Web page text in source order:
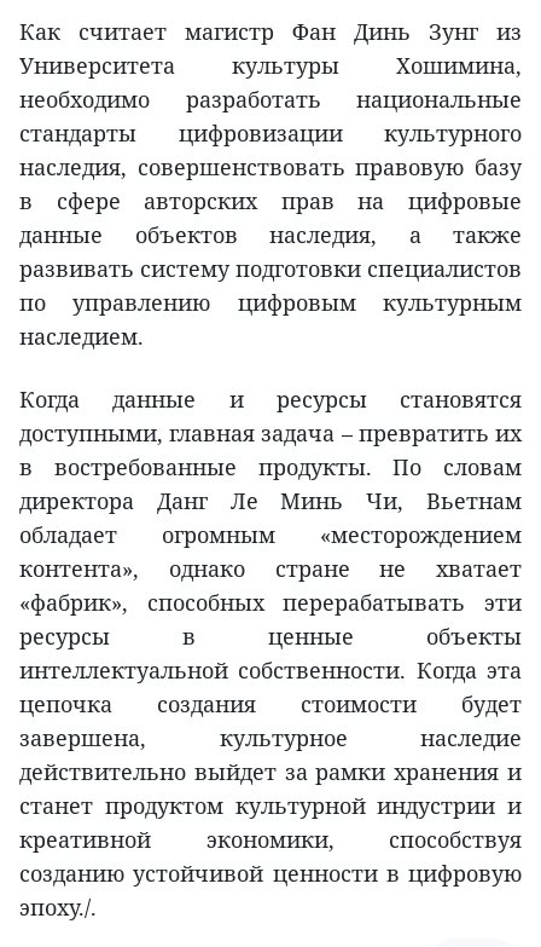
Как считает магистр Фан Динь Зунг из
Университета культуры Хошимина,
необходимо разработать национальные
стандарты цифровизации культурного
наследия, совершенствовать правовую базу
в сфере авторских прав на цифровые
данные объектов наследия, а также
развивать систему подготовки специалистов
по управлению цифровым культурным
наследием.
Когда данные и ресурсы становятся
доступными, главная задача – превратить их
в востребованные продукты. По словам
директора Данг Ле Минь Чи, Вьетнам
обладает огромным «месторождением
контента», однако стране не хватает
«фабрик», способных перерабатывать эти
ресурсы в ценные объекты
интеллектуальной собственности. Когда эта
цепочка создания стоимости будет
завершена, культурное наследие
действительно выйдет за рамки хранения и
станет продуктом культурной индустрии и
креативной экономики, способствуя
созданию устойчивой ценности в цифровую
эпоху./.